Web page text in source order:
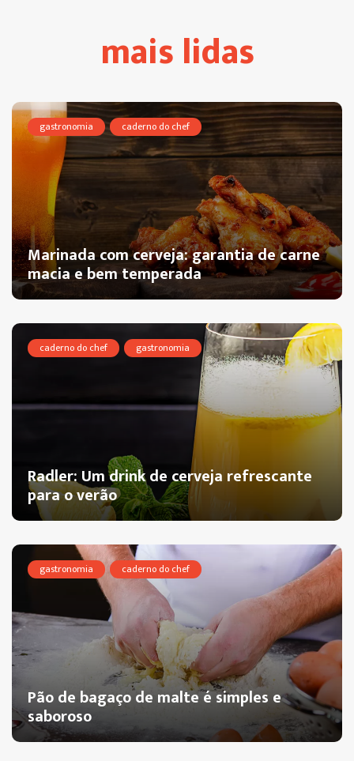
mais lidas
gastronomia caderno do chef
Marinada com cerveja: garantia de carne
macia e bem temperada
caderno do chef gastronomia
Radler: Um drink de cerveja refrescante
para o verão
gastronomia caderno do chef
Pão de bagaço de malte é simples e
saboroso